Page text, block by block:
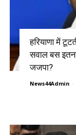
हरियाणा में
सवाल बस
जजपा?
News44Admin -